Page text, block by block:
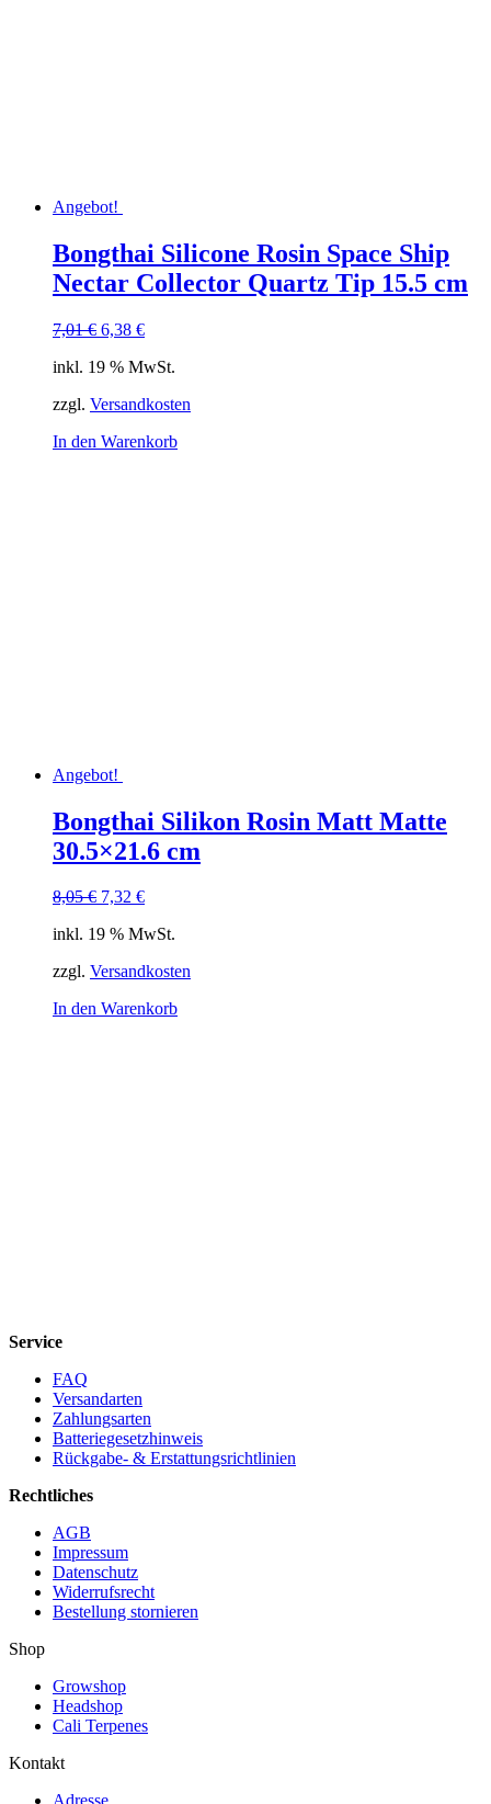
Angebot!
Bongthai Silicone Rosin Space Ship
Nectar Collector Quartz Tip 15.5 cm
7,01€ Ursprünglicher
war:
6,38 €Aktueller
ist:
inkl. 19 % MwSt.
zzgl. Versandkosten
In den Warenkorb
Angebot!
Bongthai Silikon Rosin Matt Matte
30.5×21.6 cm
8,05€ Ursprünglicher
war:
7,32 €Aktueller
ist:
inkl. 19 % MwSt.
zzgl. Versandkosten
In den Warenkorb
Service
FAQ
Versandarten
Zahlungsarten
Batteriegesetzhinweis
Rückgabe- & Erstattungsrichtlinien
Rechtliches
AGB
Impressum
Datenschutz
Widerrufsrecht
Bestellung stornieren
Shop
Growshop
Headshop
Cali Terpenes
Kontakt